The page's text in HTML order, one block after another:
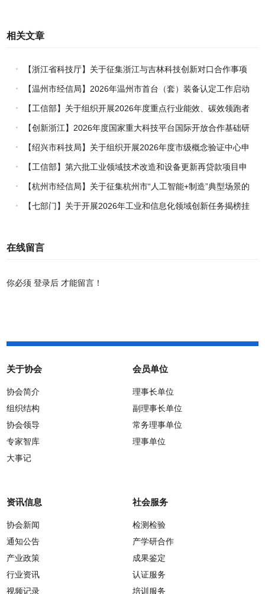
相关文章
【浙江省科技厅】关于征集浙江与吉林科技创新对口合作事项
的通知【温州市经信局】2026年温州市首台（套）装备认定工作启动
【工信部】关于组织开展2026年度重点行业能效、碳效领跑者
企业推荐工作的通知
【创新浙江】2026年度国家重大科技平台国际开放合作基础研
究专项（试点）项目指南
【绍兴市科技局】关于组织开展2026年度市级概念验证中心申
报工作的通知
【工信部】第六批工业领域技术改造和设备更新再贷款项目申
报工作启动
【杭州市经信局】关于征集杭州市“人工智能+制造”典型场景的
通知【七部门】关于开展2026年工业和信息化领域创新任务揭榜挂
在线留言
你必须登录后 才能留言！
关于协会
协会简介
组织结构
协会领导
专家智库
大事记
会员单位
理事长单位
副理事长单位
常务理事单位
理事单位
资讯信息
协会新闻
通知公告
产业政策
行业资讯
视频记录
社会服务
检测检验
产学研合作
成果鉴定
认证服务
培训服务